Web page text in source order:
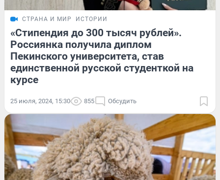
СТРАНА И МИР ИСТОРИИ
«Стипендия до 300 тысяч рублей».
Россиянка получила диплом
Пекинского университета, став
единственной русской студенткой на
курсе
25 июля, 2024, 15:30 855 Обсудить